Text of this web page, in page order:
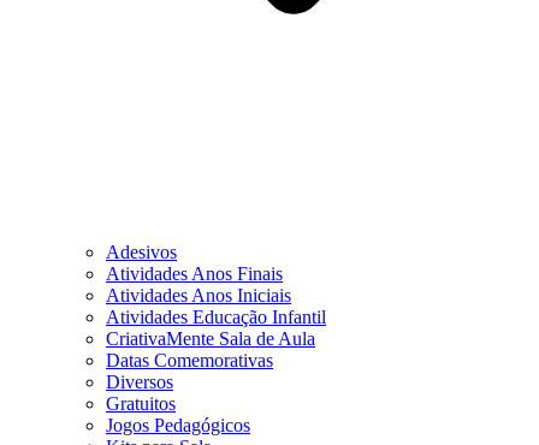
Adesivos
Atividades Anos Finais
Atividades Anos Iniciais
Atividades Educação Infantil
CriativaMente Sala de Aula
Datas Comemorativas
Diversos
Gratuitos
Jogos Pedagógicos